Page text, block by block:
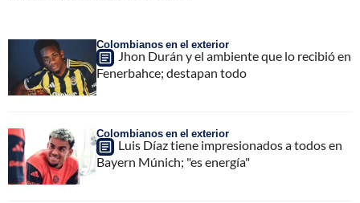
Colombianos en el exterior
Jhon Durán y el ambiente que lo recibió en
Fenerbahce; destapan todo
Colombianos en el exterior
Luis Díaz tiene impresionados a todos en
Bayern Múnich; "es energía"